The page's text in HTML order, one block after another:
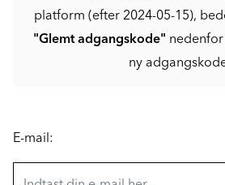
platform (efter 2024-05-15),
"Glemt adgangskode"
ny
E-mail: